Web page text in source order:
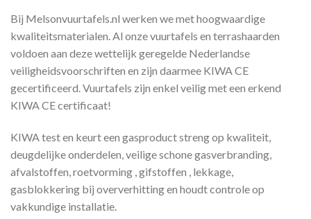
Bij Melsonvuurtafels.nl werken we met hoogwaardige
kwaliteitsmaterialen. Al onze vuurtafels en terrashaarden
voldoen aan deze wettelijk geregelde Nederlandse
veiligheidsvoorschriften en zijn daarmee KIWA CE
gecertificeerd. Vuurtafels zijn enkel veilig met een erkend
KIWA CE certificaat!
KIWA test en keurt een gasproduct streng op kwaliteit,
deugdelijke onderdelen, veilige schone gasverbranding,
afvalstoffen, roetvorming , gifstoffen , lekkage,
gasblokkering bij oververhitting en houdt controle op
vakkundige installatie.